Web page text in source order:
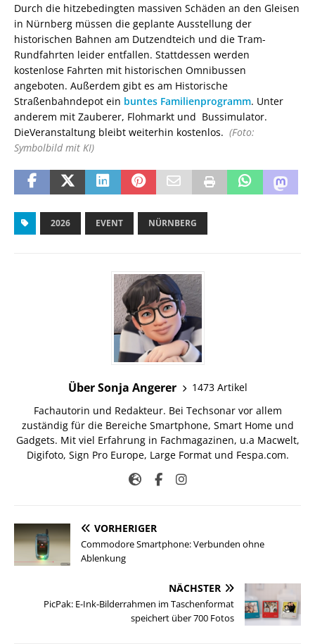
Durch die hitzebedingten massiven Schäden an den Gleisen
in Nürnberg müssen die geplante Ausstellung der
historischen Bahnen am Dutzendteich und die Tram-
Rundfahrten leider entfallen. Stattdessen werden
kostenlose Fahrten mit historischen Omnibussen
angeboten. Außerdem gibt es am Historische
Straßenbahndepot ein buntes Familienprogramm. Unter
anderem mit Zauberer, Flohmarkt und Bussimulator.
DieVeranstaltung bleibt weiterhin kostenlos. (Foto:
Symbolbild mit KI)
2026 EVENT NÜRNBERG
Über Sonja Angerer
1473 Artikel
Fachautorin und Redakteur. Bei Techsonar vor allem
zuständig für die Bereiche Smartphone, Smart Home und
Gadgets. Mit viel Erfahrung in Fachmagazinen, u.a Macwelt,
Digifoto, Sign Pro Europe, Large Format und Fespa.com.
VORHERIGER
Commodore Smartphone: Verbunden ohne
Ablenkung
NÄCHSTER
PicPak: E-Ink-Bilderrahmen im Taschenformat
speichert über 700 Fotos